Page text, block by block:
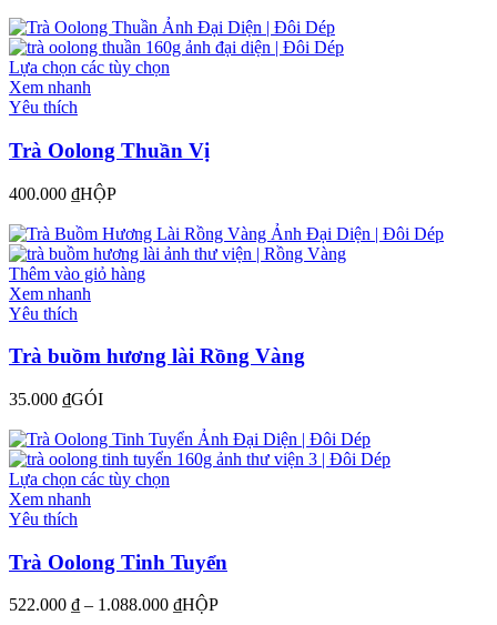
Lựa chọn các tùy chọn
Xem nhanh
Yêu thích
Trà Oolong Thuần Vị
400.000 ₫HỘP
Thêm vào giỏ hàng
Xem nhanh
Yêu thích
Trà buồm hương lài Rồng Vàng
35.000 ₫GÓI
Lựa chọn các tùy chọn
Xem nhanh
Yêu thích
Trà Oolong Tinh Tuyển
522.000 ₫ – 1.088.000 ₫HỘP